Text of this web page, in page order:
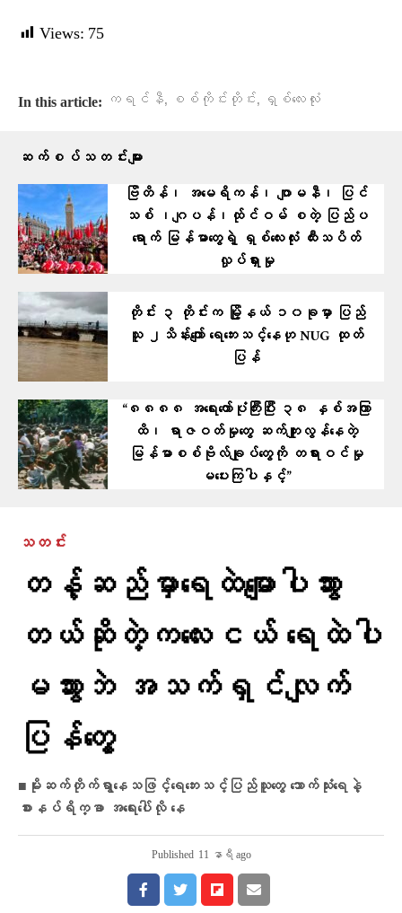
Views: 75
In this article: ကရင်နီ, စစ်ကိုင်းတိုင်း, ရှစ်လေးလုံး
ဆက်စပ်သတင်းများ
ဗြိတိန်၊ အမေရိကန်၊ ဂျာမနီ၊ ပြင်
သစ် ၊ဂျပန်၊ထ်ုင်ဝမ် စတဲ့ ပြ​ည်ပ
ရောက် မြန်မာတွေရဲ့ ရှစ်လေးလုံး ထီးသပိတ်
လှုပ်ရှားမှု
တိုင်း ၃ တိုင်းက မြို့နယ် ၁၀ခုမှာ ပြည်
သူ ၂သိန်းကျော် ရေဘေးသင့်နေဟု NUG ထုတ်
ပြန်
“၈၈၈၈ အရေးတော်ပုံကြီးပြီး ၃၈ နှစ်အကြာ
ထိ၊ ရာဇဝတ်မှုတွေ ဆက်ကျူးလွန်နေတဲ့
မြန်မာစစ်ဗိုလ်ချုပ်တွေကို တရားဝင်မှု
မပေးကြပါနှင့်”
သတင်း
တန့်ဆည်မှာ​ရေထဲ​မျောပါသွား
တယ်ဆိုတဲ့ကလေးငယ် ရေထဲပါ
မသွားဘဲ အသက်ရှင်လျက်
ပြန်​တွေ့
■မိုးဆက်တိုက်ရွာနေသဖြင့်​​ရေ​ဘေးသင့်ပြည်သူ​တွေ သောက်သုံးရေနဲ့
စားနပ်ရိက္ခာ အရေးပေါ်လို နေ
Published 11 နာရီ ago